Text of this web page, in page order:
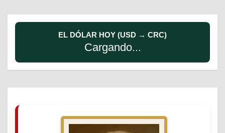
EL DÓLAR HOY (USD → CRC)
Cargando...